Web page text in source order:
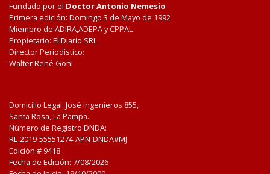
Fundado por el Doctor Antonio Nemesio
Primera edición: Domingo 3 de Mayo de 1992
Miembro de ADIRA,ADEPA y CPPAL
Propietario: El Diario SRL
Director Periodístico:
Walter René Goñi
Domicilio Legal: José Ingenieros 855,
Santa Rosa, La Pampa.
Número de Registro DNDA:
RL-2019-55551274-APN-DNDA#MJ
Edición # 9418
Fecha de Edición: 7/08/2026